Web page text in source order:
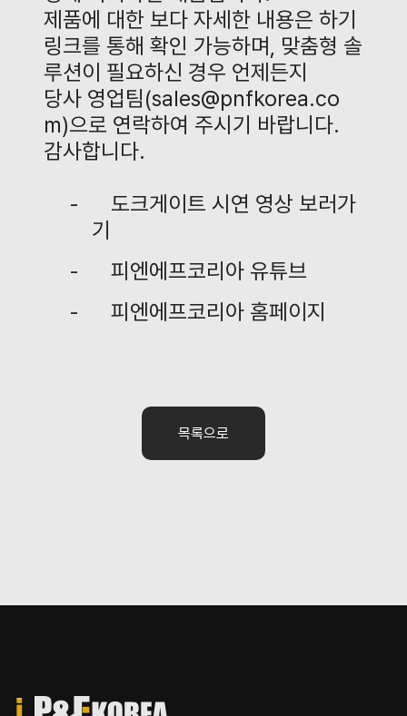
제품에 대한 보다 자세한 내용은 하기
링크를 통해 확인 가능하며 , 맞춤형 솔
루션이 필요하신 경우 언제든지
당사 영업팀(sales@pnfkorea.co
m)으로 연락하여 주시기 바랍니다.
감사합니다.
-
도크게이트 시연 영상 보러가
기
-
피엔에프코리아 유튜브
-
피엔에프코리아 홈페이지
목록으로